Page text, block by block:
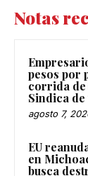
Notas
pesos por
corrida
Sindica
agosto 7,
EU
en
busca